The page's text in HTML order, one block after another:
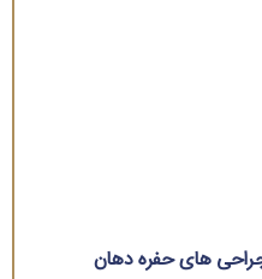
های حفره دهان